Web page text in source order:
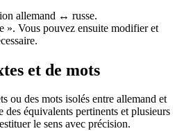
allemand ↔ russe.
». Vous pouvez ensuite modifier et
et de mots
ou des mots isolés entre allemand et
équivalents pertinents et plusieurs
le sens avec précision.